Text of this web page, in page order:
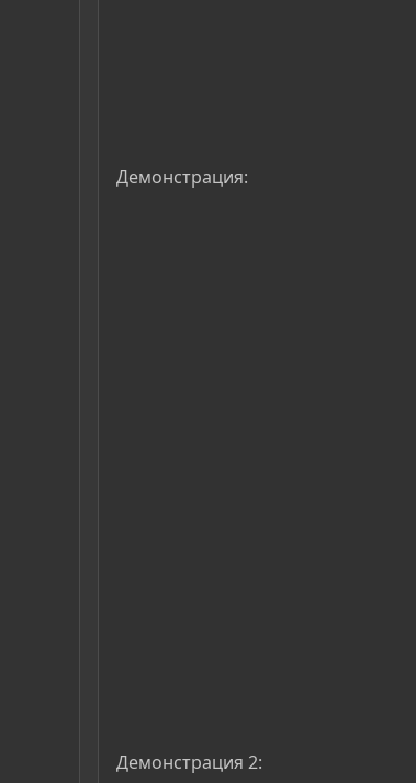
Демонстрация:
Демонстрация 2: